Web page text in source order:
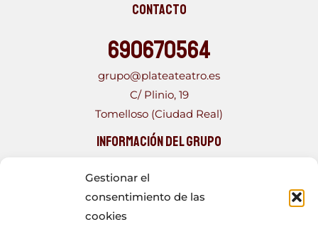
Gestionar el
consentimiento de las
cookies
Contacto
690670564
grupo@plateateatro.es
C/ Plinio, 19
Tomelloso (Ciudad Real)
Información del Grupo
PLATEA TEATRO, Grupo fundado en 1993, con más de
una veintena de obras a sus espaldas. Formado por
un joven elenco, que con los años se ha tornado más